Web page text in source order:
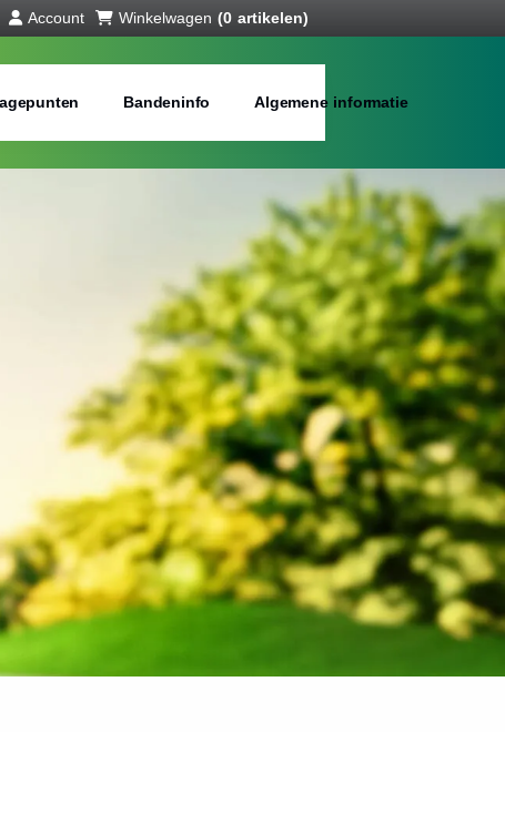
Account Winkelwagen (0 artikelen)
Bandeninfo Algemene informatie
Inch:
banden